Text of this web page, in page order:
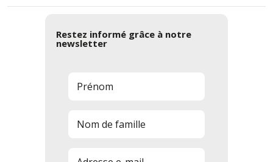
Restez informé grâce à notre
newsletter